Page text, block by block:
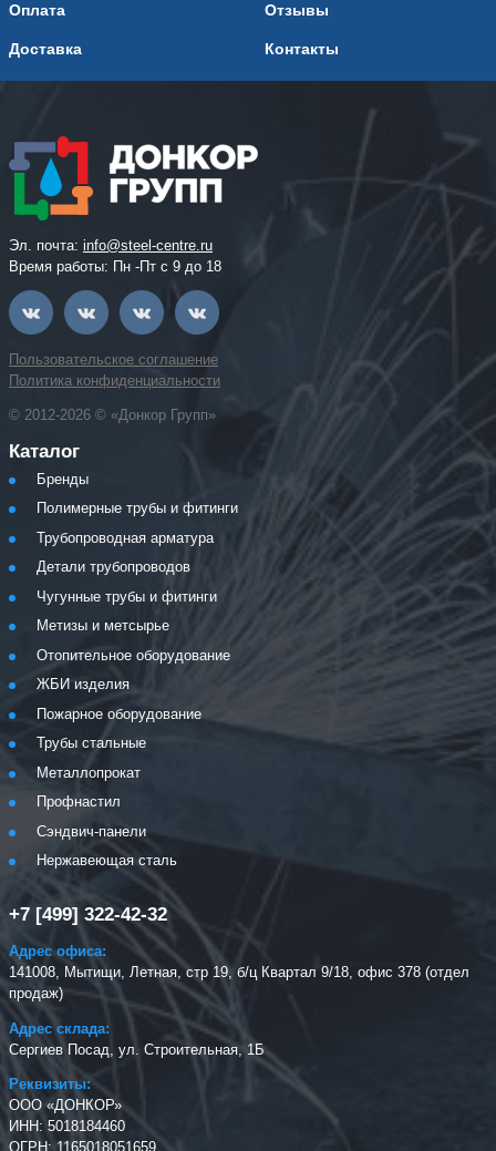
Оплата
Доставка
Отзывы
Контакты
Эл. почта: info@steel-centre.ru
Время работы: Пн -Пт с 9 до 18
Пользовательское соглашение
Политика конфиденциальности
© 2012-2026 © «Донкор Групп»
Каталог
Бренды
Полимерные трубы и фитинги
Трубопроводная арматура
Детали трубопроводов
Чугунные трубы и фитинги
Метизы и метсырье
Отопительное оборудование
ЖБИ изделия
Пожарное оборудование
Трубы стальные
Металлопрокат
Профнастил
Сэндвич-панели
Нержавеющая сталь
+7 [499] 322-42-32
Адрес офиса:
141008, Мытищи, Летная, стр 19, б/ц Квартал 9/18, офис 378 (отдел
продаж)
Адрес склада:
Сергиев Посад, ул. Строительная, 1Б
Реквизиты:
ООО «ДОНКОР»
ИНН: 5018184460
ОГРН: 1165018051659